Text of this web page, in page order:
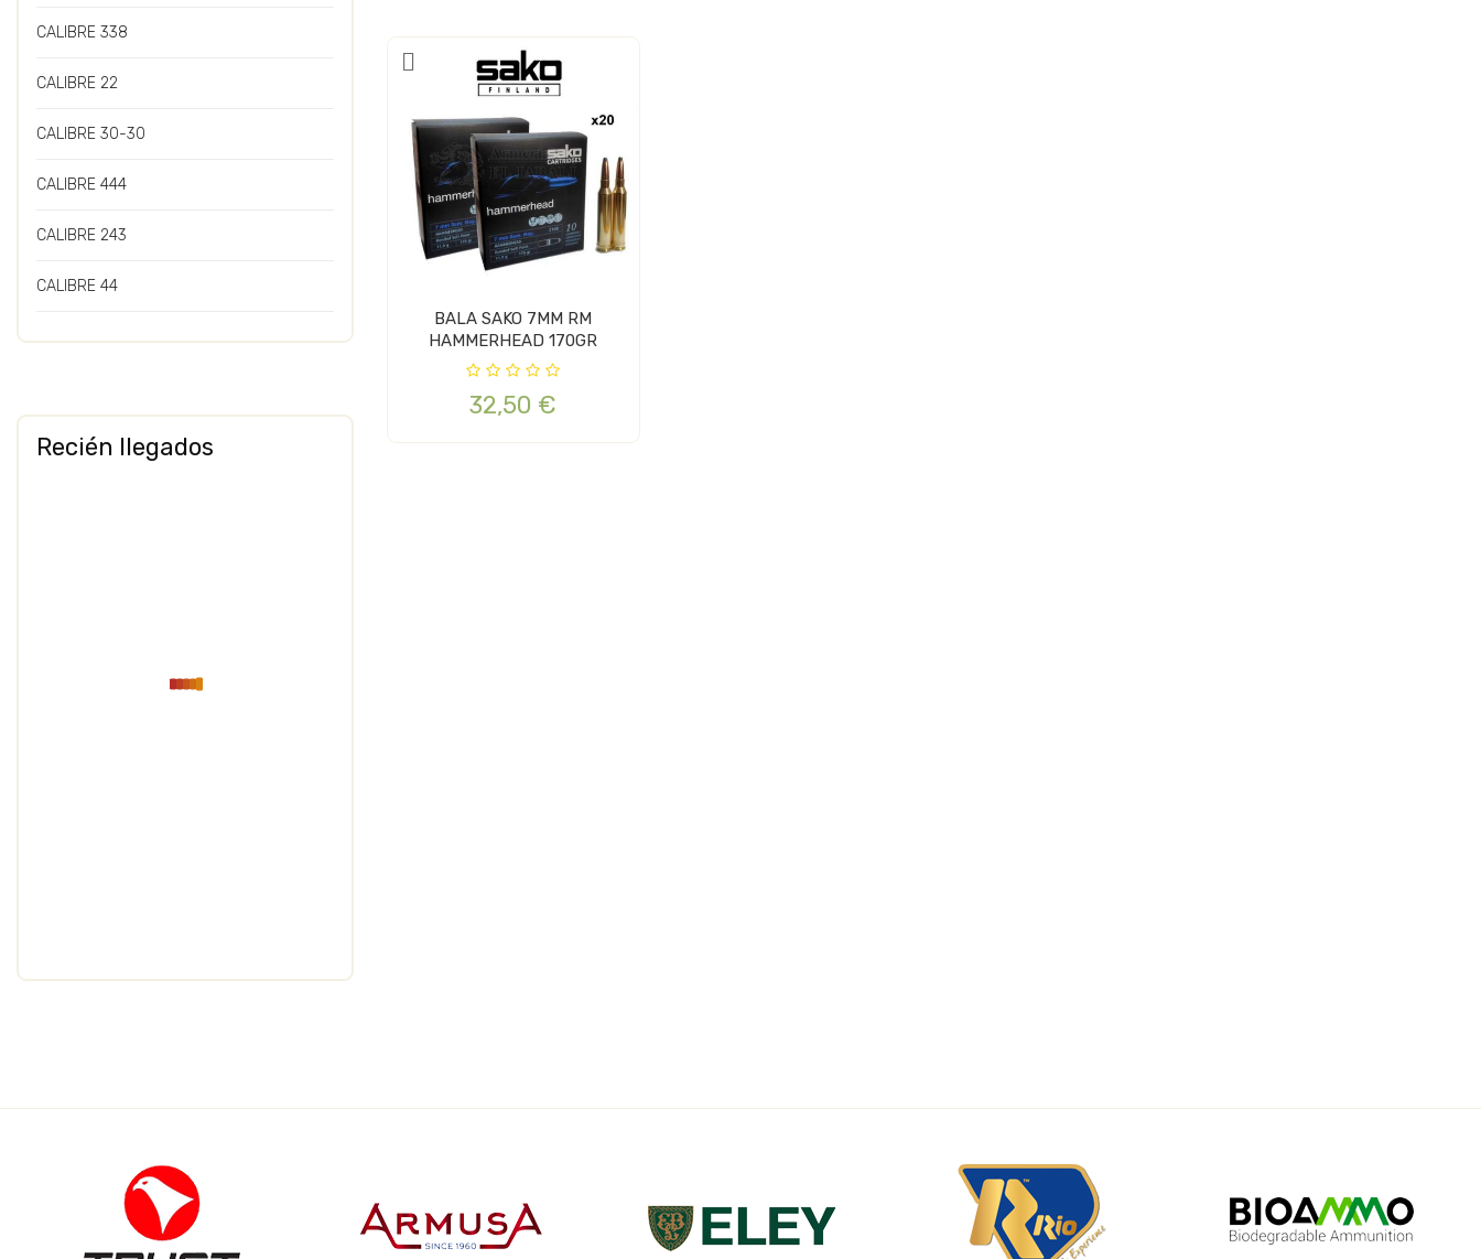
CALIBRE 338
CALIBRE 22
CALIBRE 30-30
CALIBRE 444
CALIBRE 243
CALIBRE 44
Recién llegados
BALA SAKO 7MM RM
HAMMERHEAD 170GR
32,50 €